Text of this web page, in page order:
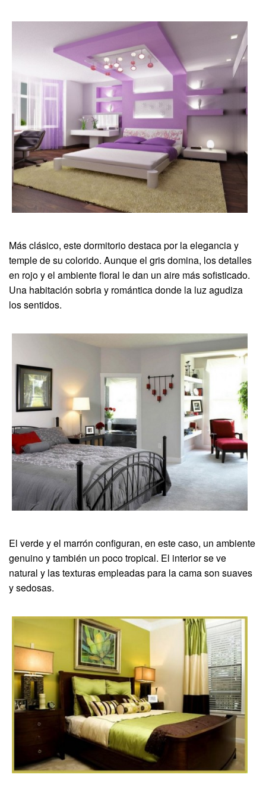
Más clásico, este dormitorio destaca por la elegancia y
temple de su colorido. Aunque el gris domina, los detalles
en rojo y el ambiente floral le dan un aire más sofisticado.
Una habitación sobria y romántica donde la luz agudiza
los sentidos.
El verde y el marrón configuran, en este caso, un ambiente
genuino y también un poco tropical. El interior se ve
natural y las texturas empleadas para la cama son suaves
y sedosas.